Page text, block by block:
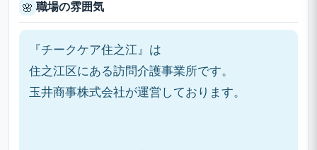
🌸 職場の雰囲気
『チークケア住之江』は
住之江区にある訪問介護事業所です。
玉井商事株式会社が運営しております。